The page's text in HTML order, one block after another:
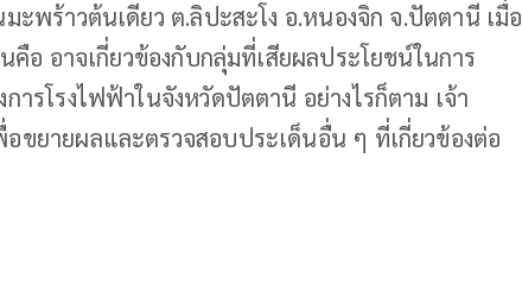
พร้าวต้นเดียว ต.ลิปะสะโง อ.หนองจิก จ.ปัตตานี เมื่อ
อ อาจเกี่ยวข้องกับกลุ่มที่เสียผลประโยชน์ในการ
ารโรงไฟฟ้าในจังหวัดปัตตานี อย่างไรก็ตาม เจ้า
ขยายผลและตรวจสอบประเด็นอื่น ๆ ที่เกี่ยวข้องต่อ